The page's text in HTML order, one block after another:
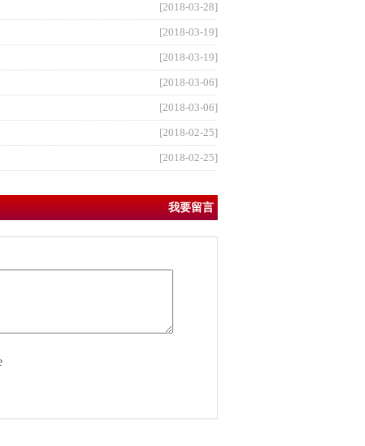
[2018-03-28]
[2018-03-19]
[2018-03-19]
[2018-03-06]
[2018-03-06]
[2018-02-25]
[2018-02-25]
我要留言